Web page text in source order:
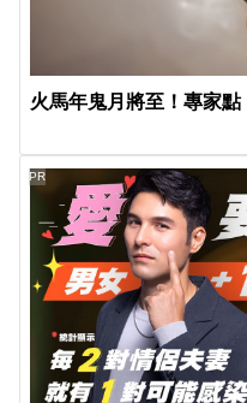
火馬年鬼月將至！專家
PR